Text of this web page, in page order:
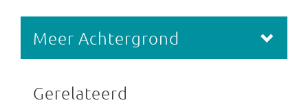
Meer Achtergrond
Gerelateerd